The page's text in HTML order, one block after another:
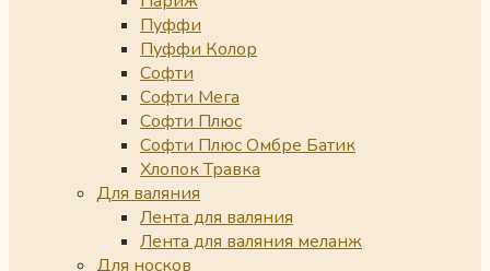
Пуффи
Пуффи Колор
Софти
Софти Мега
Софти Плюс
Софти Плюс Омбре Батик
Хлопок Травка
Для валяния
Лента для валяния
Лента для валяния меланж
Для носков